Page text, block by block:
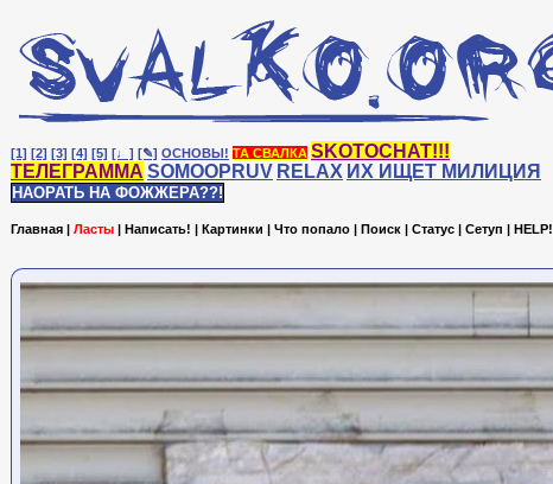
[1] [2] [3] [4] [5] [♩] [✎] ОСНОВЫ! ТА СВАЛКА SKOTOCHAT!!!
ТЕЛЕГРАММА SOMOOPRUV RELAX ИХ ИЩЕТ МИЛИЦИЯ
НАОРАТЬ НА ФОЖЖЕРА??!
Главная | Ласты | Написать! | Картинки | Что попало | Поиск | Статус | Сетуп | HELP!